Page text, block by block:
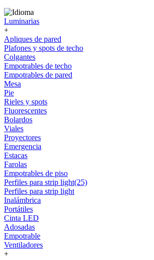
Luminarias
+
Apliques de pared
Plafones y spots de techo
Colgantes
Empotrables de techo
Empotrables de pared
Mesa
Pie
Rieles y spots
Fluorescentes
Bolardos
Viales
Proyectores
Emergencia
Estacas
Farolas
Empotrables de piso
Perfiles para strip light(25)
Perfiles para strip light
Inalámbrica
Portátiles
Cinta LED
Adosadas
Empotrable
Ventiladores
+